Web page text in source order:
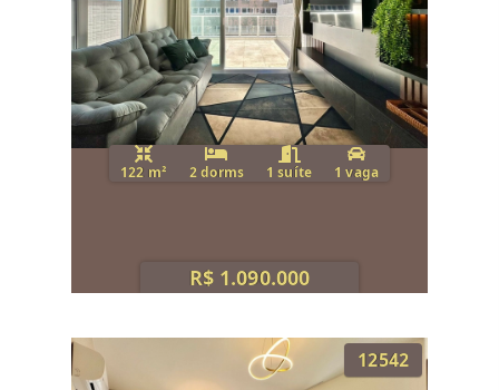
122 m² 2 dorms 1 suíte 1 vaga
R$ 1.090.000
12542